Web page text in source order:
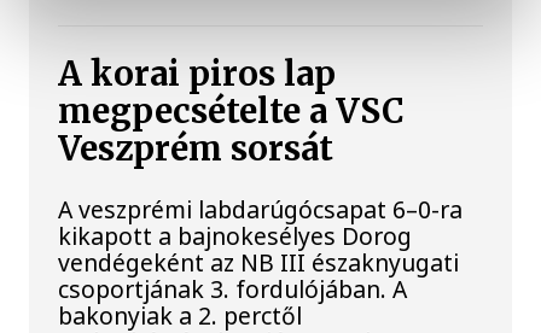
A korai piros lap
megpecsételte a VSC
Veszprém sorsát
A veszprémi labdarúgócsapat 6–0-ra
kikapott a bajnokesélyes Dorog
vendégeként az NB III északnyugati
csoportjának 3. fordulójában. A
bakonyiak a 2. perctől